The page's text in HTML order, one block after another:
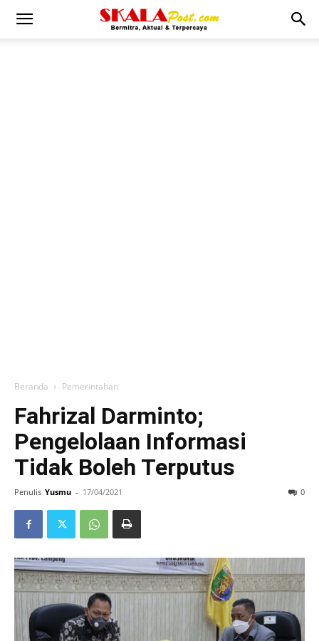
Beranda Pemerintahan
Fahrizal Darminto;
Pengelolaan Informasi
Tidak Boleh Terputus
Penulis Yusmu - 17/04/2021 0